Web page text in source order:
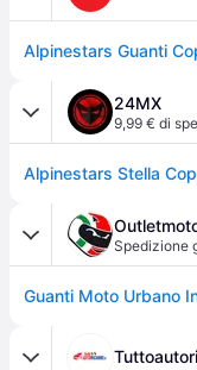
24MX
9,99 € di
Spedizione